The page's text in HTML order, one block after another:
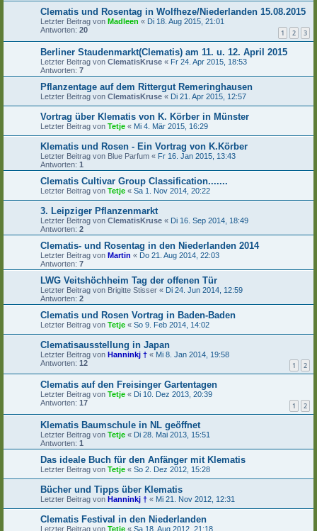
Clematis und Rosentag in Wolfheze/Niederlanden 15.08.2015
Letzter Beitrag von Madleen « Di 18. Aug 2015, 21:01
Antworten: 20 1 2 3
Berliner Staudenmarkt(Clematis) am 11. u. 12. April 2015
Letzter Beitrag von ClematisKruse « Fr 24. Apr 2015, 18:53
Antworten: 7
Pflanzentage auf dem Rittergut Remeringhausen
Letzter Beitrag von ClematisKruse « Di 21. Apr 2015, 12:57
Vortrag über Klematis von K. Körber in Münster
Letzter Beitrag von Tetje « Mi 4. Mär 2015, 16:29
Klematis und Rosen - Ein Vortrag von K.Körber
Letzter Beitrag von Blue Parfum « Fr 16. Jan 2015, 13:43
Antworten: 1
Clematis Cultivar Group Classification.......
Letzter Beitrag von Tetje « Sa 1. Nov 2014, 20:22
3. Leipziger Pflanzenmarkt
Letzter Beitrag von ClematisKruse « Di 16. Sep 2014, 18:49
Antworten: 2
Clematis- und Rosentag in den Niederlanden 2014
Letzter Beitrag von Martin « Do 21. Aug 2014, 22:03
Antworten: 7
LWG Veitshöchheim Tag der offenen Tür
Letzter Beitrag von Brigitte Stisser « Di 24. Jun 2014, 12:59
Antworten: 2
Clematis und Rosen Vortrag in Baden-Baden
Letzter Beitrag von Tetje « So 9. Feb 2014, 14:02
Clematisausstellung in Japan
Letzter Beitrag von Hanninkj † « Mi 8. Jan 2014, 19:58
Antworten: 12 1 2
Clematis auf den Freisinger Gartentagen
Letzter Beitrag von Tetje « Di 10. Dez 2013, 20:39
Antworten: 17 1 2
Klematis Baumschule in NL geöffnet
Letzter Beitrag von Tetje « Di 28. Mai 2013, 15:51
Antworten: 1
Das ideale Buch für den Anfänger mit Klematis
Letzter Beitrag von Tetje « So 2. Dez 2012, 15:28
Bücher und Tipps über Klematis
Letzter Beitrag von Hanninkj † « Mi 21. Nov 2012, 12:31
Clematis Festival in den Niederlanden
Letzter Beitrag von Tetje « Sa 18. Aug 2012, 21:18